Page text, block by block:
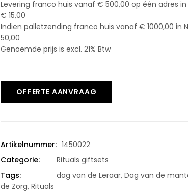
Levering franco huis vanaf € 500,00 op één adres
€ 15,00
Indien palletzending franco huis vanaf € 1000,00 in
50,00
Genoemde prijs is excl. 21% Btw
OFFERTE AANVRAAG
Artikelnummer: 1450022
Categorie:
Rituals giftsets
Tags:
dag van de Leraar, Dag van de
de Zorg, Rituals